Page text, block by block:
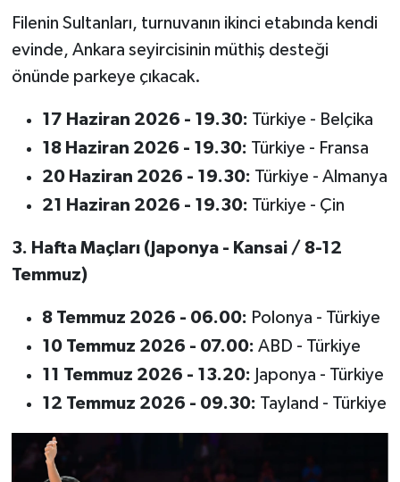
Filenin Sultanları, turnuvanın ikinci etabında kendi
evinde, Ankara seyircisinin müthiş desteği
önünde parkeye çıkacak.
17 Haziran 2026 - 19.30: Türkiye - Belçika
18 Haziran 2026 - 19.30: Türkiye - Fransa
20 Haziran 2026 - 19.30: Türkiye - Almanya
21 Haziran 2026 - 19.30: Türkiye - Çin
3. Hafta Maçları (Japonya - Kansai / 8-12
Temmuz)
8 Temmuz 2026 - 06.00: Polonya - Türkiye
10 Temmuz 2026 - 07.00: ABD - Türkiye
11 Temmuz 2026 - 13.20: Japonya - Türkiye
12 Temmuz 2026 - 09.30: Tayland - Türkiye